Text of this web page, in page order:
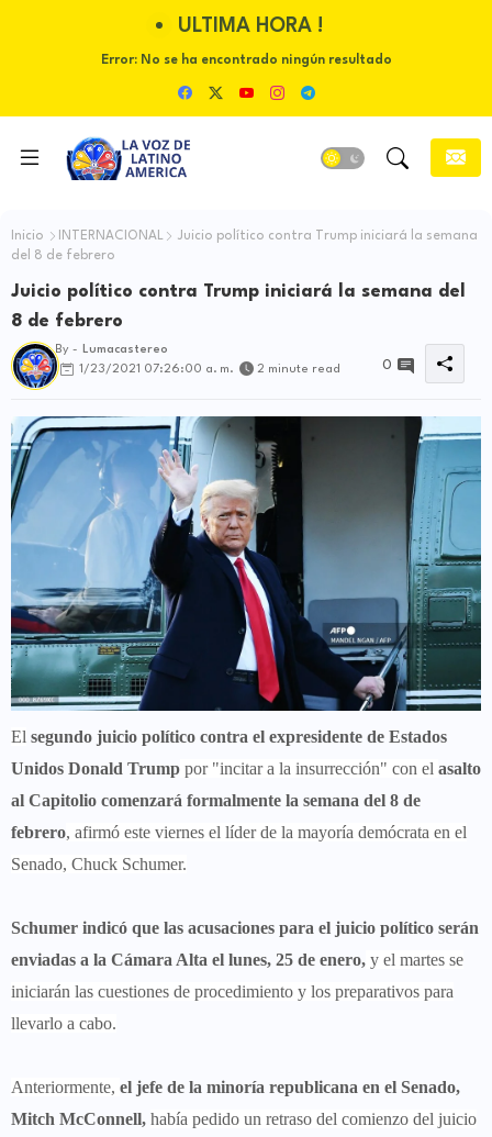
ULTIMA HORA !
Error:No se ha encontrado ningún resultado
Inicio INTERNACIONAL
Juicio político contra Trump iniciará la semana
del 8 de febrero
Juicio político contra Trump iniciará la semana del
8 de febrero
By -
Lumacastereo
1/23/2021 07:26:00 a. m.
2 minute read 0
El segundo juicio político contra el expresidente de Estados
Unidos Donald Trump por "incitar a la insurrección" con el asalto
al Capitolio comenzará formalmente la semana del 8 de
febrero, afirmó este viernes el líder de la mayoría demócrata en el
Senado, Chuck Schumer.
Schumer indicó que las acusaciones para el juicio político serán
enviadas a la Cámara Alta el lunes, 25 de enero, y el martes se
iniciarán las cuestiones de procedimiento y los preparativos para
llevarlo a cabo.
Anteriormente, el jefe de la minoría republicana en el Senado,
Mitch McConnell, había pedido un retraso del comienzo del juicio